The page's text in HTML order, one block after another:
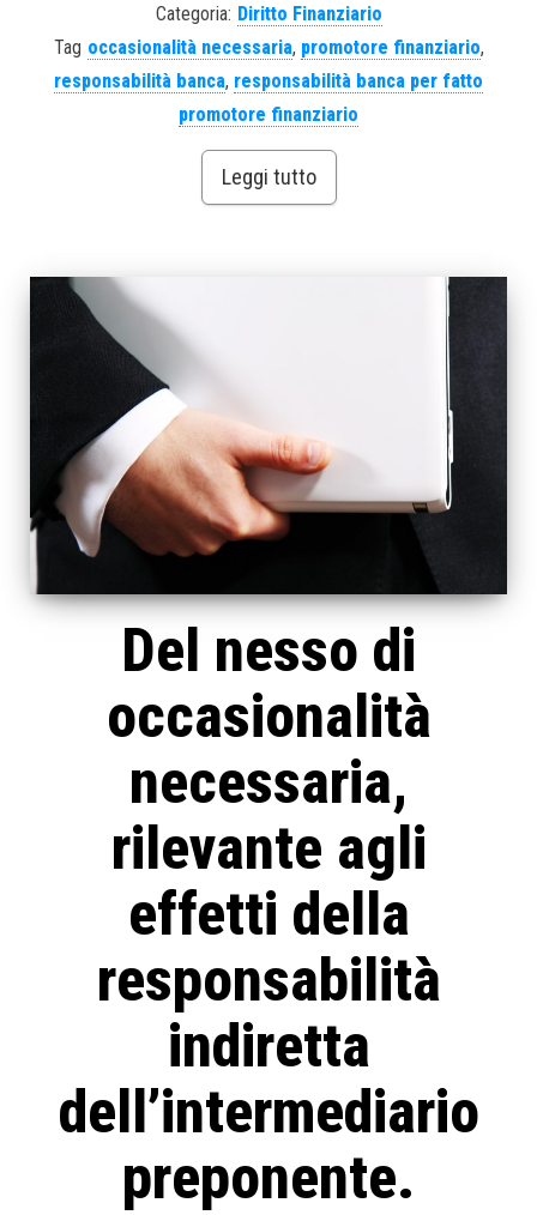
Categoria: Diritto Finanziario
Tag occasionalità necessaria, promotore finanziario,
responsabilità banca, responsabilità banca per fatto
promotore finanziario
Leggi tutto
Del nesso di
occasionalità
necessaria,
rilevante agli
effetti della
responsabilità
indiretta
dell’intermediario
preponente.